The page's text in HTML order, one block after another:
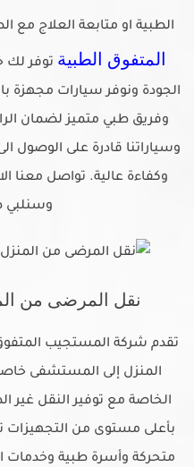
الطبية او متابعة العلاج مع
المتفوق الطبية توفر لك
الجودة ونوفر سيارات مجهزة
وفريق طبي متميز لضمان
وسياراتنا قادرة على الوصول
وكفاءة عالية. تواصل معنا
وسنلبي
نقل المرضى من
تقدم شركة المستجيب
المنزل إلى المستشفى
الخاصة مع توفير النقل غير
بأعلى مستوى من التجهيزات
متحركة وأسرة طبية وخدمات